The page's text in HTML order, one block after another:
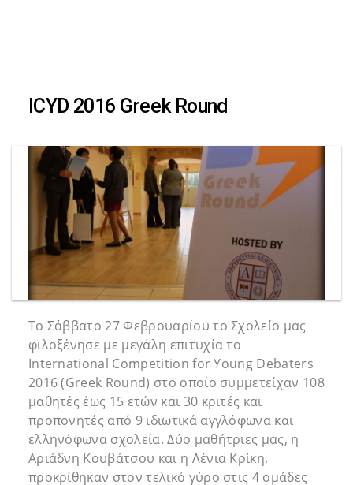
navigation
to
content
ICYD 2016 Greek Round
Το Σάββατο 27 Φεβρουαρίου το Σχολείο μας
φιλοξένησε με μεγάλη επιτυχία το
International Competition for Young Debaters
2016 (Greek Round) στο οποίο συμμετείχαν 108
μαθητές έως 15 ετών και 30 κριτές και
προπονητές από 9 ιδιωτικά αγγλόφωνα και
ελληνόφωνα σχολεία. Δύο μαθήτριες μας, η
Αριάδνη Κουβάτσου και η Λένια Κρίκη,
προκρίθηκαν στον τελικό γύρο στις 4 ομάδες